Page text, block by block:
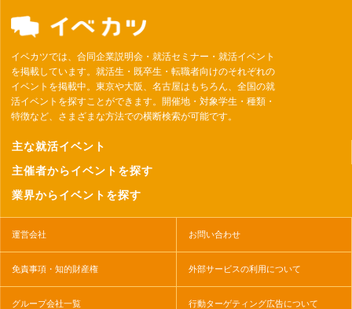
イベカツでは、合同企業説明会・就活セミナー・就活イベント
を掲載しています。就活生・既卒生・転職者向けのそれぞれの
イベントを掲載中。東京や大阪、名古屋はもちろん、全国の就
活イベントを探すことができます。開催地・対象学生・種類・
特徴など、さまざまな方法での横断検索が可能です。
主な就活イベント
主催者からイベントを探す
業界からイベントを探す
運営会社 お問い合わせ
免責事項・知的財産権 外部サービスの利用について
グループ会社一覧 行動ターゲティング広告について